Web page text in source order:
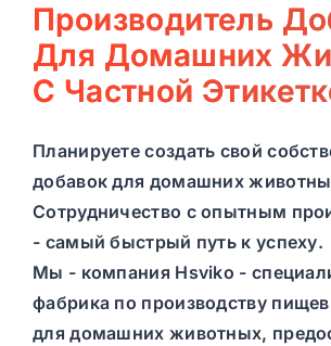
Производитель
Для Домашних
С Частной
Планируете создать свой
добавок для домашних
Сотрудничество с опытным
- самый быстрый путь к успеху.
Мы - компания Hsviko -
фабрика по производству
для домашних животных,